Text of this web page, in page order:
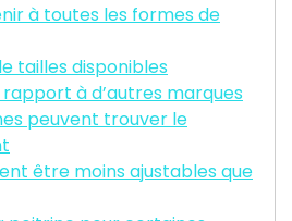
à toutes les formes de
tailles disponibles
à d’autres marques
peuvent trouver le
être moins ajustables que